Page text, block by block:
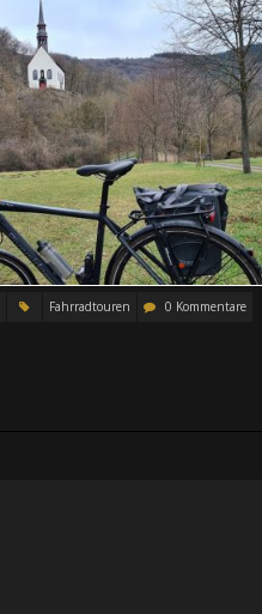
Fahrradtouren 0 Kommentare